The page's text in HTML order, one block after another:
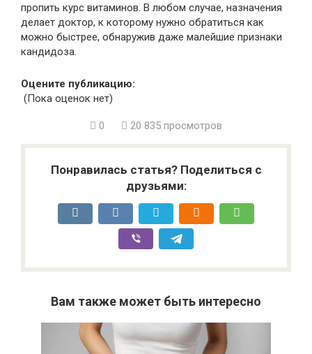
пропить курс витаминов. В любом случае, назначения
делает доктор, к которому нужно обратиться как
можно быстрее, обнаружив даже малейшие признаки
кандидоза.
Оцените публикацию:
(Пока оценок нет)
0 20 835 просмотров
Понравилась статья? Поделиться с
друзьями:
Вам также может быть интересно